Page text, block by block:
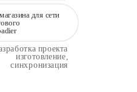
для сети
проекта
изготовление,
синхронизация